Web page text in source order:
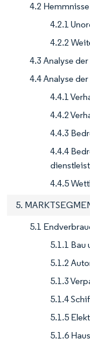
4.2 Hemmnisse
4.2.1
4.2.2
4.3 Analyse
4.4 Analyse
4.4.1
4.4.2
4.4.3
4.4.4
4.4.5
5.
5.1
5.1.1 Bau
5.1.2
5.1.3
5.1.4
5.1.5
5.1.6